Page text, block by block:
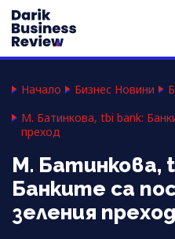
Начало Бизнес Новини
М. Батинкова, tbi bank:
преход
М. Батинкова,
Банките са
зеления преход